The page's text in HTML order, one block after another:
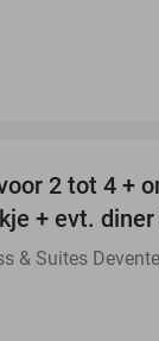
2 tot 4 +
+ evt.
& Suites